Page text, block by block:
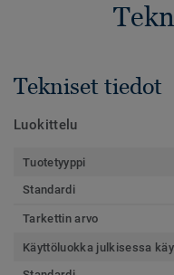
Tekniset tiedot
Luokittelu
Tuotetyyppi
Standardi
Tarkettin arvo
Käyttöluokka julkisessa